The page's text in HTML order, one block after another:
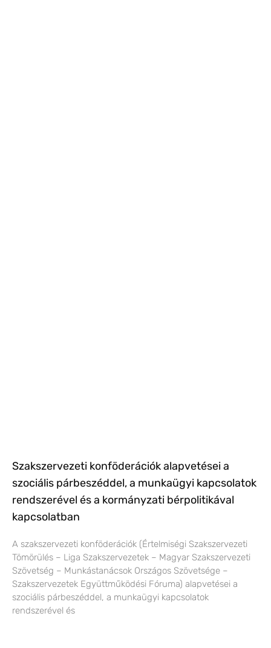
Szakszervezeti konföderációk alapvetései a
szociális párbeszéddel, a munkaügyi kapcsolatok
rendszerével és a kormányzati bérpolitikával
kapcsolatban
A szakszervezeti konföderációk (Értelmiségi Szakszervezeti
Tömörülés – Liga Szakszervezetek – Magyar Szakszervezeti
Szövetség – Munkástanácsok Országos Szövetsége –
Szakszervezetek Együttműködési Fóruma) alapvetései a
szociális párbeszéddel, a munkaügyi kapcsolatok
rendszerével és